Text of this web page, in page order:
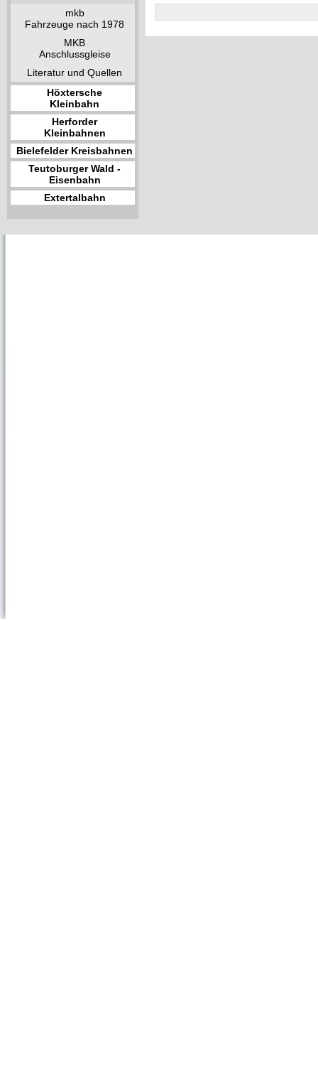
mkb
Fahrzeuge nach 1978
MKB
Anschlussgleise
Literatur und Quellen
Höxtersche
Kleinbahn
Herforder
Kleinbahnen
Bielefelder Kreisbahnen
Teutoburger Wald -
Eisenbahn
Extertalbahn